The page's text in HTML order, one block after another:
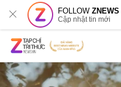
FOLLOWZNEWS
Cập nhật tin mới